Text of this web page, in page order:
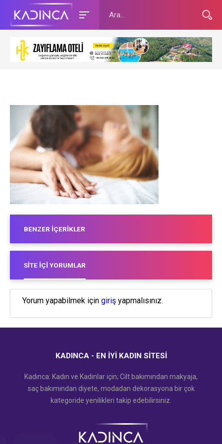
BENZER İÇERIKLER
SITE İÇI YORUMLAR
Yorum yapabilmek için giriş yapmalısınız.
KADINCA - EN İYI KADIN SITESI
Kadınca: Kadın ve Kadınlar için; Cilt bakımından makyaja,
saç bakımından diyete, modadan dekorasyona bir çok
kategoride yenilikleri takip edebilirsiniz.